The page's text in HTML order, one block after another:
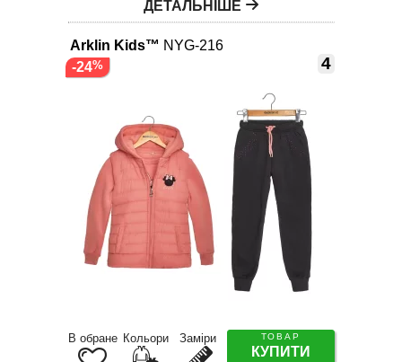
ДЕТАЛЬНІШЕ
Arklin Kids™ NYG-216
4
В обране Кольори Заміри ТОВАР
КУПИТИ
-24